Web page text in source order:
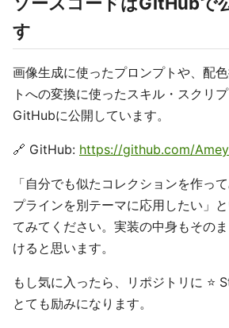
す
画像生成に使ったプロンプトや、配
トへの変換に使ったスキル・スクリ
GitHubに公開しています。
🔗 GitHub: https://github.com/
「自分でも似たコレクションを作っ
プラインを別テーマに応用したい」
てみてください。実装の中身もその
けると思います。
もし気に入ったら、リポジトリに ⭐️
とても励みになります。